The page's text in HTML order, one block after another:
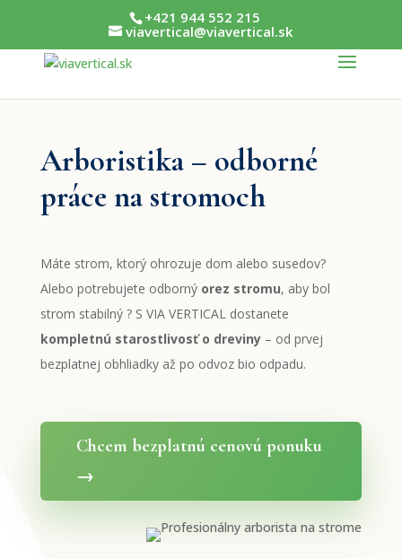
+421 944 552 215
viavertical@viavertical.sk
Arboristika – odborné
práce na stromoch
Máte strom, ktorý ohrozuje dom alebo susedov?
Alebo potrebujete odborný orez stromu, aby bol
strom stabilný ? S VIA VERTICAL dostanete
kompletnú starostlivosť o dreviny– od prvej
bezplatnej obhliadky až po odvoz bio odpadu.
Chcem bezplatnú cenovú ponuku
→